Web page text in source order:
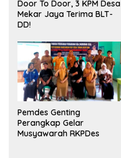
Door To Door, 3 KPM Desa
Mekar Jaya Terima BLT-
DD!
Pemdes Genting
Perangkap Gelar
Musyawarah RKPDes